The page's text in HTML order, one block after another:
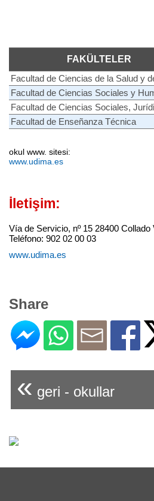
FAKÜLTELER
Facultad de Ciencias de la Salud y
Facultad de Ciencias Sociales y
Facultad de Ciencias Sociales,
Facultad de Enseñanza Técnica
okul www. sitesi:
www.udima.es
İletişim:
Vía de Servicio, nº 15 28400
Teléfono: 902 02 00 03
www.udima.es
Share
« geri - okullar